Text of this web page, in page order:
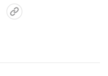
就想维护自己的肉体亲
到爸爸将要被教会清除
，有些外表的好行为，